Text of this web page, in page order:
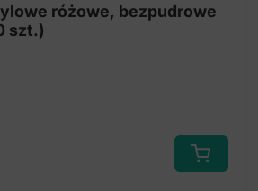
różowe, bezpudrowe
szt.)